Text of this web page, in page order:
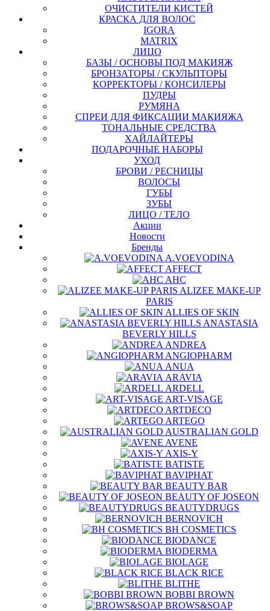
ОЧИСТИТЕЛИ КИСТЕЙ
КРАСКА ДЛЯ ВОЛОС
IGORA
MATRIX
ЛИЦО
БАЗЫ / ОСНОВЫ ПОД МАКИЯЖ
БРОНЗАТОРЫ / СКУЛЬПТОРЫ
КОРРЕКТОРЫ / КОНСИЛЕРЫ
ПУДРЫ
РУМЯНА
СПРЕИ ДЛЯ ФИКСАЦИИ МАКИЯЖА
ТОНАЛЬНЫЕ СРЕДСТВА
ХАЙЛАЙТЕРЫ
ПОДАРОЧНЫЕ НАБОРЫ
УХОД
БРОВИ / РЕСНИЦЫ
ВОЛОСЫ
ГУБЫ
ЗУБЫ
ЛИЦО / ТЕЛО
Акции
Новости
Бренды
A.VOEVODINA
AFFECT
AHC
ALIZEE MAKE-UP
PARIS
ALLIES OF SKIN
ANASTASIA
BEVERLY HILLS
ANDREA
ANGIOPHARM
ANUA
ARAVIA
ARDELL
ART-VISAGE
ARTDECO
ARTEGO
AUSTRALIAN GOLD
AVENE
AXIS-Y
BATISTE
BAVIPHAT
BEAUTY BAR
BEAUTY OF JOSEON
BEAUTYDRUGS
BERNOVICH
BH COSMETICS
BIODANCE
BIODERMA
BIOLAGE
BLACK RICE
BLITHE
BOBBI BROWN
BROWS&SOAP